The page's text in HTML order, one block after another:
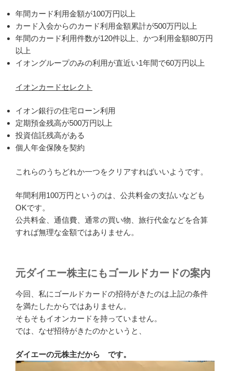
年間カード利用金額が100万円以上
カード入会からのカード利用金額累計が500万円以上
年間のカード利用件数が120件以上、かつ利用金額80万円
以上
イオングループのみの利用が直近い1年間で60万円以上
イオンカードセレクト
イオン銀行の住宅ローン利用
定期預金残高が500万円以上
投資信託残高がある
個人年金保険を契約
これらのうちどれか一つをクリアすればいいようです。
年間利用100万円というのは、公共料金の支払いなども
OKです。
公共料金、通信費、通常の買い物、旅行代金などを合算
すれば無理な金額ではありません。
元ダイエー株主にもゴールドカードの案内
今回、私にゴールドカードの招待がきたのは上記の条件
を満たしたからではありません。
そもそもイオンカードを持っていません。
では、なぜ招待がきたのかというと、
ダイエーの元株主だから です。